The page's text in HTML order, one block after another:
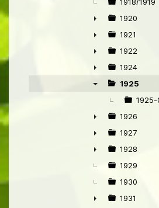
►
1920
►
1921
►
1922
►
1924
1925
1925-
►
1926
►
1927
►
1928
1929
1930
1931